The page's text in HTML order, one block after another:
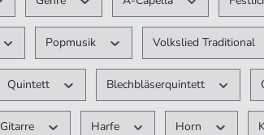
Popmusik Volkslied Traditional
Quintett Blechbläserquintett
Gitarre Harfe Horn